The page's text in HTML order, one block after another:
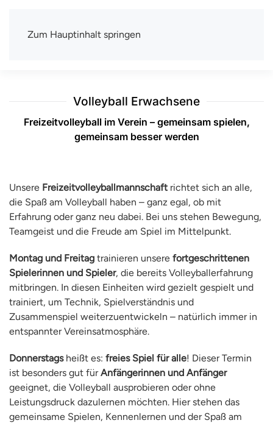
Zum Hauptinhalt springen
TSV Berlin-Wittenau e.V.
Volleyball Erwachsene
Freizeitvolleyball im Verein – gemeinsam spielen,
gemeinsam besser werden
Unsere Freizeitvolleyballmannschaftrichtet sich an alle,
die Spaß am Volleyball haben – ganz egal, ob mit
Erfahrung oder ganz neu dabei. Bei uns stehen Bewegung,
Teamgeist und die Freude am Spiel im Mittelpunkt.
Montag und Freitag trainieren unsere fortgeschrittenen
Spielerinnen und Spieler, die bereits Volleyballerfahrung
mitbringen. In diesen Einheiten wird gezielt gespielt und
trainiert, um Technik, Spielverständnis und
Zusammenspiel weiterzuentwickeln – natürlich immer in
entspannter Vereinsatmosphäre.
Donnerstagsheißt es: freies Spiel für alle! Dieser Termin
ist besonders gut fürAnfängerinnen und Anfänger
geeignet, die Volleyball ausprobieren oder ohne
Leistungsdruck dazulernen möchten. Hier stehen das
gemeinsame Spielen, Kennenlernen und der Spaß am